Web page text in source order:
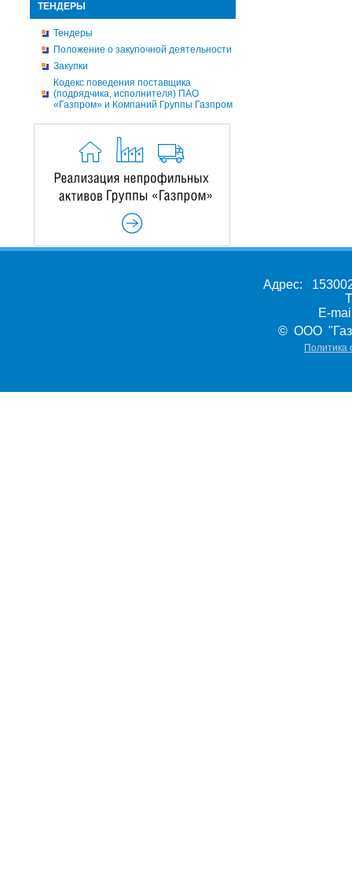
ТЕНДЕРЫ
Тендеры
Положение о закупочной деятельности
Закупки
Кодекс поведения поставщика
(подрядчика, исполнителя) ПАО
«Газпром» и Компаний Группы Газпром
Адрес:
E-
© ООО
Политика